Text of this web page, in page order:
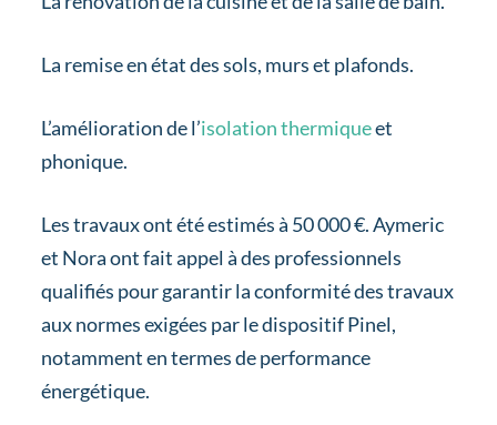
La remise en état des sols, murs et plafonds.
L’amélioration de l’isolation thermiqueet
phonique.
Les travaux ont été estimés à 50 000 €. Aymeric
et Nora ont fait appel à des professionnels
qualifiés pour garantir la conformité des travaux
aux normes exigées par le dispositif Pinel,
notamment en termes de performance
énergétique.